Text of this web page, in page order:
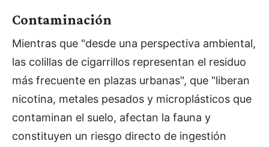
Contaminación
Mientras que "desde una perspectiva ambiental,
las colillas de cigarrillos representan el residuo
más frecuente en plazas urbanas", que "liberan
nicotina, metales pesados y microplásticos que
contaminan el suelo, afectan la fauna y
constituyen un riesgo directo de ingestión